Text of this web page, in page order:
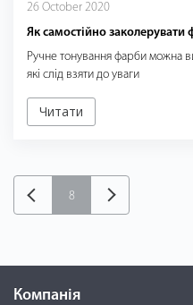
26 October 2020
Як самостійно
Ручне тонування фарби можна
які слід взяти до уваги
Читати
8
Компанія